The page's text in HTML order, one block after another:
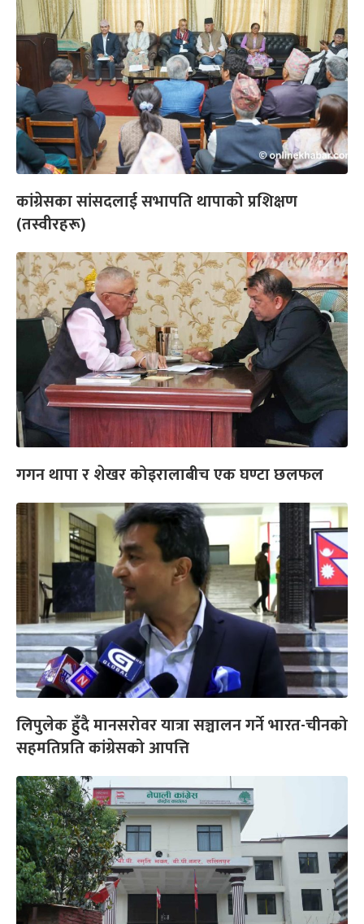
कांग्रेसका सांसदलाई सभापति थापाको प्रशिक्षण
(तस्वीरहरू)
गगन थापा र शेखर कोइरालाबीच एक घण्टा छलफल
लिपुलेक हुँदै मानसरोवर यात्रा सञ्चालन गर्ने भारत-चीनको
सहमतिप्रति कांग्रेसको आपत्ति